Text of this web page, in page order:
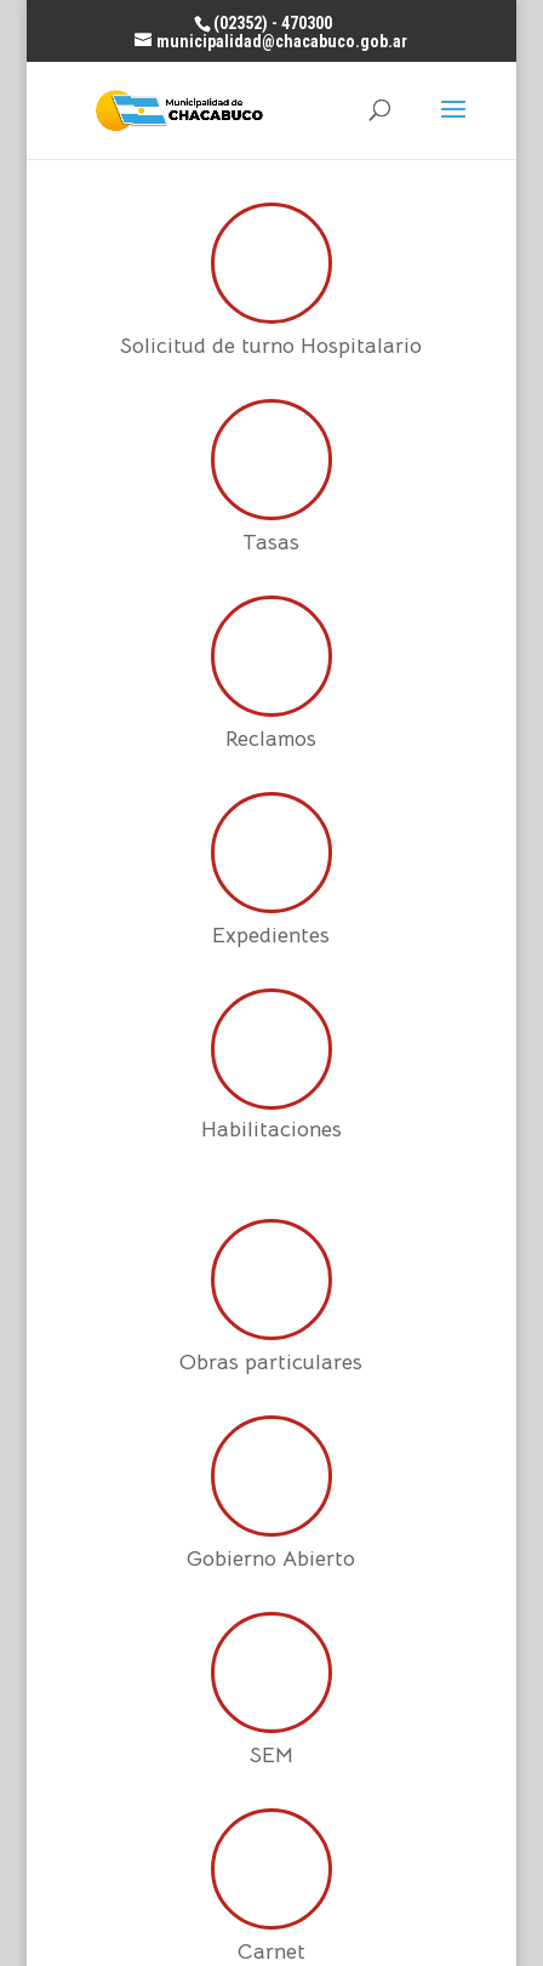
(02352) - 470300
municipalidad@chacabuco.gob.ar
Solicitud de turno Hospitalario
Tasas
Reclamos
Expedientes
Habilitaciones
Obras particulares
Gobierno Abierto
SEM
Carnet